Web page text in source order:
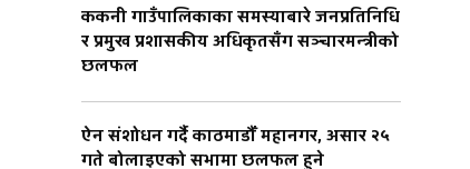
ककनी गाउँपालिकाका समस्याबारे जनप्रतिनिधि
र प्रमुख प्रशासकीय अधिकृतसँग सञ्चारमन्त्रीको
छलफल
ऐन संशोधन गर्दै काठमाडौँ महानगर, असार २५
गते बोलाइएको सभामा छलफल हुने